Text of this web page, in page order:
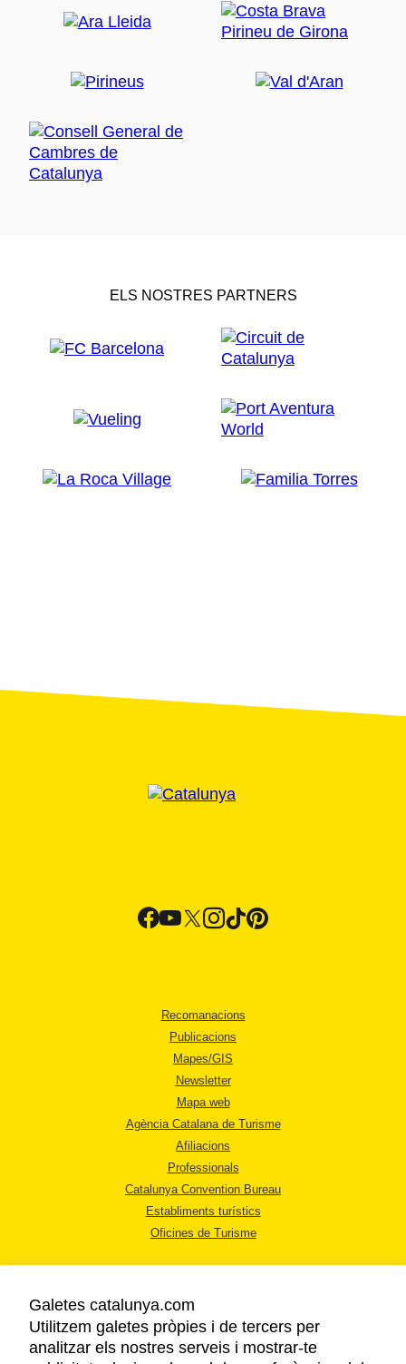
ELS NOSTRES PARTNERS
Recomanacions
Publicacions
Mapes/GIS
Newsletter
Mapa web
Agència Catalana de Turisme
Afiliacions
Professionals
Catalunya Convention Bureau
Establiments turístics
Oficines de Turisme
AVÍS LEGAL
Galetes catalunya.com
Utilitzem galetes pròpies i de tercers per
analitzar els nostres serveis i mostrar-te